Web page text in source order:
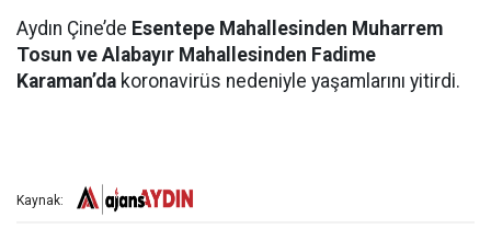
Aydın Çine’de Esentepe Mahallesinden Muharrem
Tosun ve Alabayır Mahallesinden Fadime
Karaman’da koronavirüs nedeniyle yaşamlarını yitirdi.
Kaynak: